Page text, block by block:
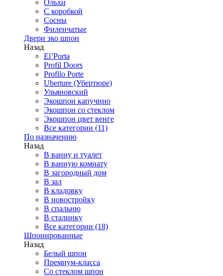
Ольхи
С коробкой
Сосны
Филенчатые
Двери эко шпон
Назад
El’Porta
Profil Doors
Profilo Porte
Uberture (Убертюре)
Ульяновский
Экошпон капучино
Экошпон со стеклом
Экошпон цвет венге
Все категории (11)
По назначению
Назад
В ванну и туалет
В ванную комнату
В загородный дом
В зал
В кладовку
В новостройку
В спальню
В сталинку
Все категории (18)
Шпонированные
Назад
Белый шпон
Премиум-класса
Со стеклом шпон